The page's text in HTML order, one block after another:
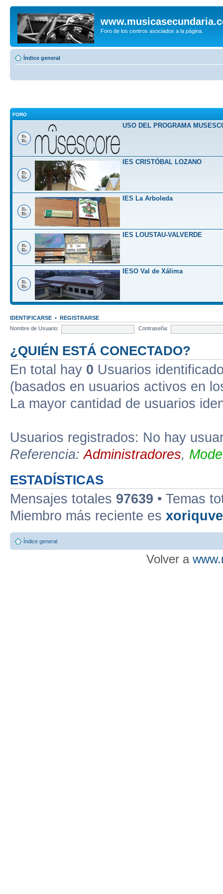
Foro de los centros asociados a la página.
Índice general
FORO
USO DEL PROGRAMA
IES CRISTÓBAL LOZANO
IES La Arboleda
IES LOUSTAU-VALVERDE
IESO Val de Xálima
IDENTIFICARSE • REGISTRARSE
Nombre de Usuario:
Contraseña:
¿QUIÉN ESTÁ CONECTADO?
En total hay 0 Usuarios
(basados en usuarios activos en
La mayor cantidad de usuarios
Usuarios registrados: No hay
Referencia:Administradores,
ESTADÍSTICAS
Mensajes totales 97639 • Temas
Miembro más reciente es
Índice general
Volver a